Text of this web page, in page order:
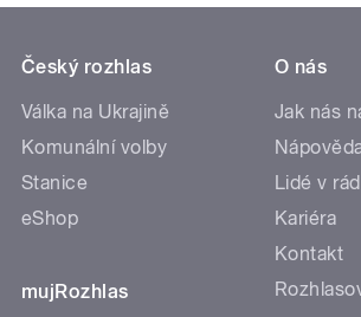
Český rozhlas
Válka na Ukrajině
Komunální volby
Stanice
eShop
mujRozhlas
O nás
Jak nás
Lidé v
Kariéra
Kontakt